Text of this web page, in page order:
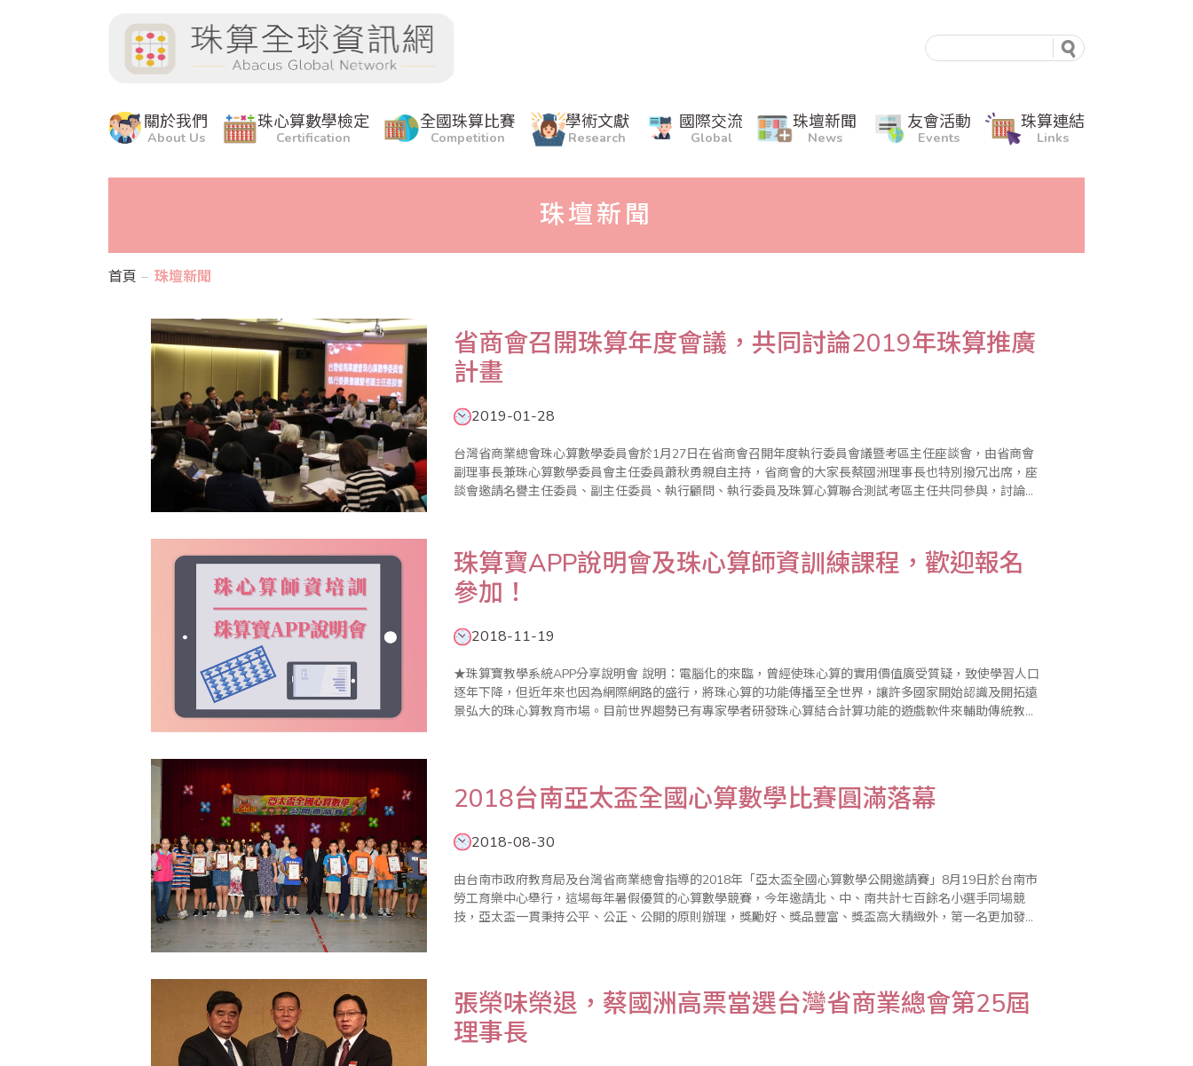
關於我們
About Us
珠心算數學檢定
Certification
全國珠算比賽
Competition
學術文獻
Research
國際交流
Global
珠壇新聞
News
友會活動
Events
珠算連結
Links
珠壇新聞
首頁 珠壇新聞
​省商會召開珠算年度會議，共同討論2019年珠算推廣
計畫
2019-01-28
台灣省商業總會珠心算數學委員會於1月27日在省商會召開年度執行委員會議暨考區主任座談會，由省商會
副理事長兼珠心算數學委員會主任委員蕭秋勇親自主持，省商會的大家長蔡國洲理事長也特別撥冗出席，座
談會邀請名譽主任委員、副主任委員、執行顧問、執行委員及珠算心算聯合測試考區主任共同參與，討論
珠算寶APP說明會及珠心算師資訓練課程，歡迎報名
參加！
2018-11-19
★珠算寶教學系統APP分享說明會 說明：電腦化的來臨，曾經使珠心算的實用價值廣受質疑，致使學習人口
逐年下降，但近年來也因為網際網路的盛行，將珠心算的功能傳播至全世界，讓許多國家開始認識及開拓遠
景弘大的珠心算教育市場。目前世界趨勢已有專家學者研發珠心算結合計算功能的遊戲軟件來輔助傳統教學
2018台南亞太盃全國心算數學比賽圓滿落幕
2018-08-30
由台南市政府教育局及台灣省商業總會指導的2018年「亞太盃全國心算數學公開邀請賽」8月19日於台南市
勞工育樂中心舉行，這場每年暑假優質的心算數學競賽，今年邀請北、中、南共計七百餘名小選手同場競
技，亞太盃一貫秉持公平、公正、公開的原則辦理，獎勵好、獎品豐富、獎盃高大精緻外，第一名更加發獎
張榮味榮退，蔡國洲高票當選台灣省商業總會第25屆
理事長